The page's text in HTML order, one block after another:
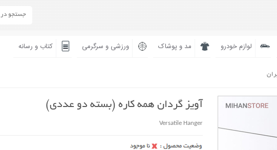
لوازم خودرو مد و پوشاک ورزشی و سرگرمی کتاب و رسانه
آویز گردان همه کاره (بسته دو عددی)
Versatile Hanger